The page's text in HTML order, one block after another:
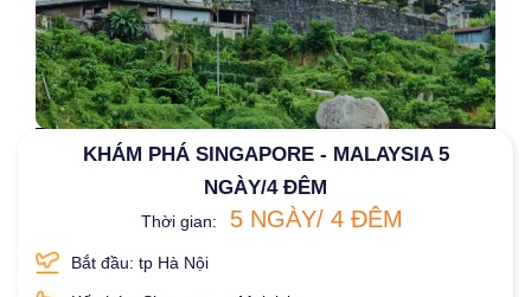
KHÁM PHÁ SINGAPORE - MALAYSIA 5
NGÀY/4 ĐÊM
Thời gian: 5 NGÀY/ 4 ĐÊM
Bắt đầu: tp Hà Nội